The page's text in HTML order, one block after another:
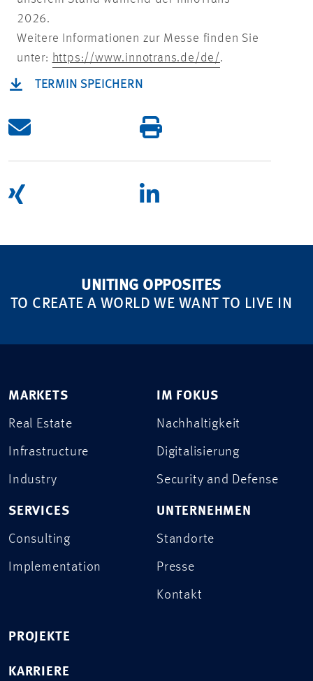
2026.
Weitere Informationen zur Messe finden Sie
unter: https://www.innotrans.de/de/.
TERMIN SPEICHERN
UNITING OPPOSITES
TO CREATE A WORLD WE WANT TO LIVE IN
MARKETS
Real Estate
Infrastructure
Industry
SERVICES
Consulting
Implementation
IM FOKUS
Nachhaltigkeit
Digitalisierung
Security and Defense
UNTERNEHMEN
Standorte
Presse
Kontakt
PROJEKTE
KARRIERE